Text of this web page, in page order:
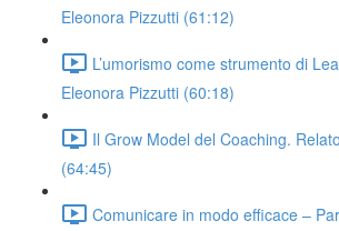
Eleonora Pizzutti (61:12)
L’umorismo come strumento di
Eleonora Pizzutti (60:18)
Il Grow Model del Coaching.
(64:45)
Comunicare in modo efficace –